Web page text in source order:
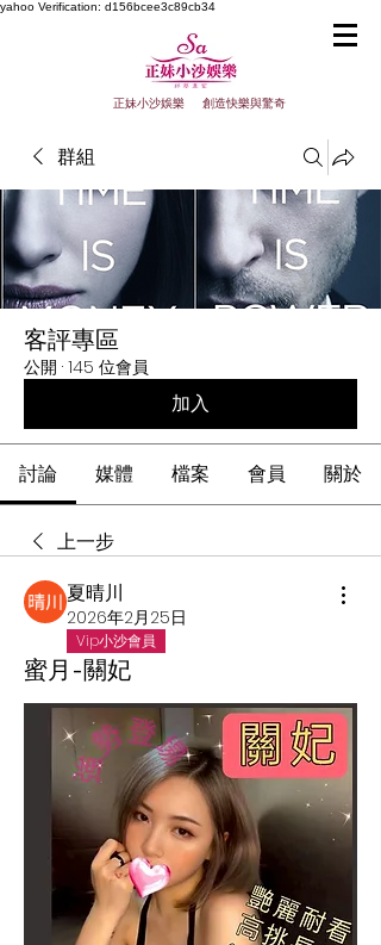
yahoo Verification: d156bcee3c89cb34
正妹小沙娛樂 創造快樂與驚奇
群組
客評專區
公開 · 145 位會員
加入
討論 媒體 檔案 會員 關於
上一步
夏晴川
2026年2月25日
Vip小沙會員
蜜月-關妃